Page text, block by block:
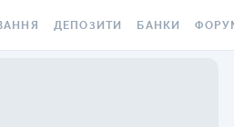
ДЕПОЗИТИ БАНКИ